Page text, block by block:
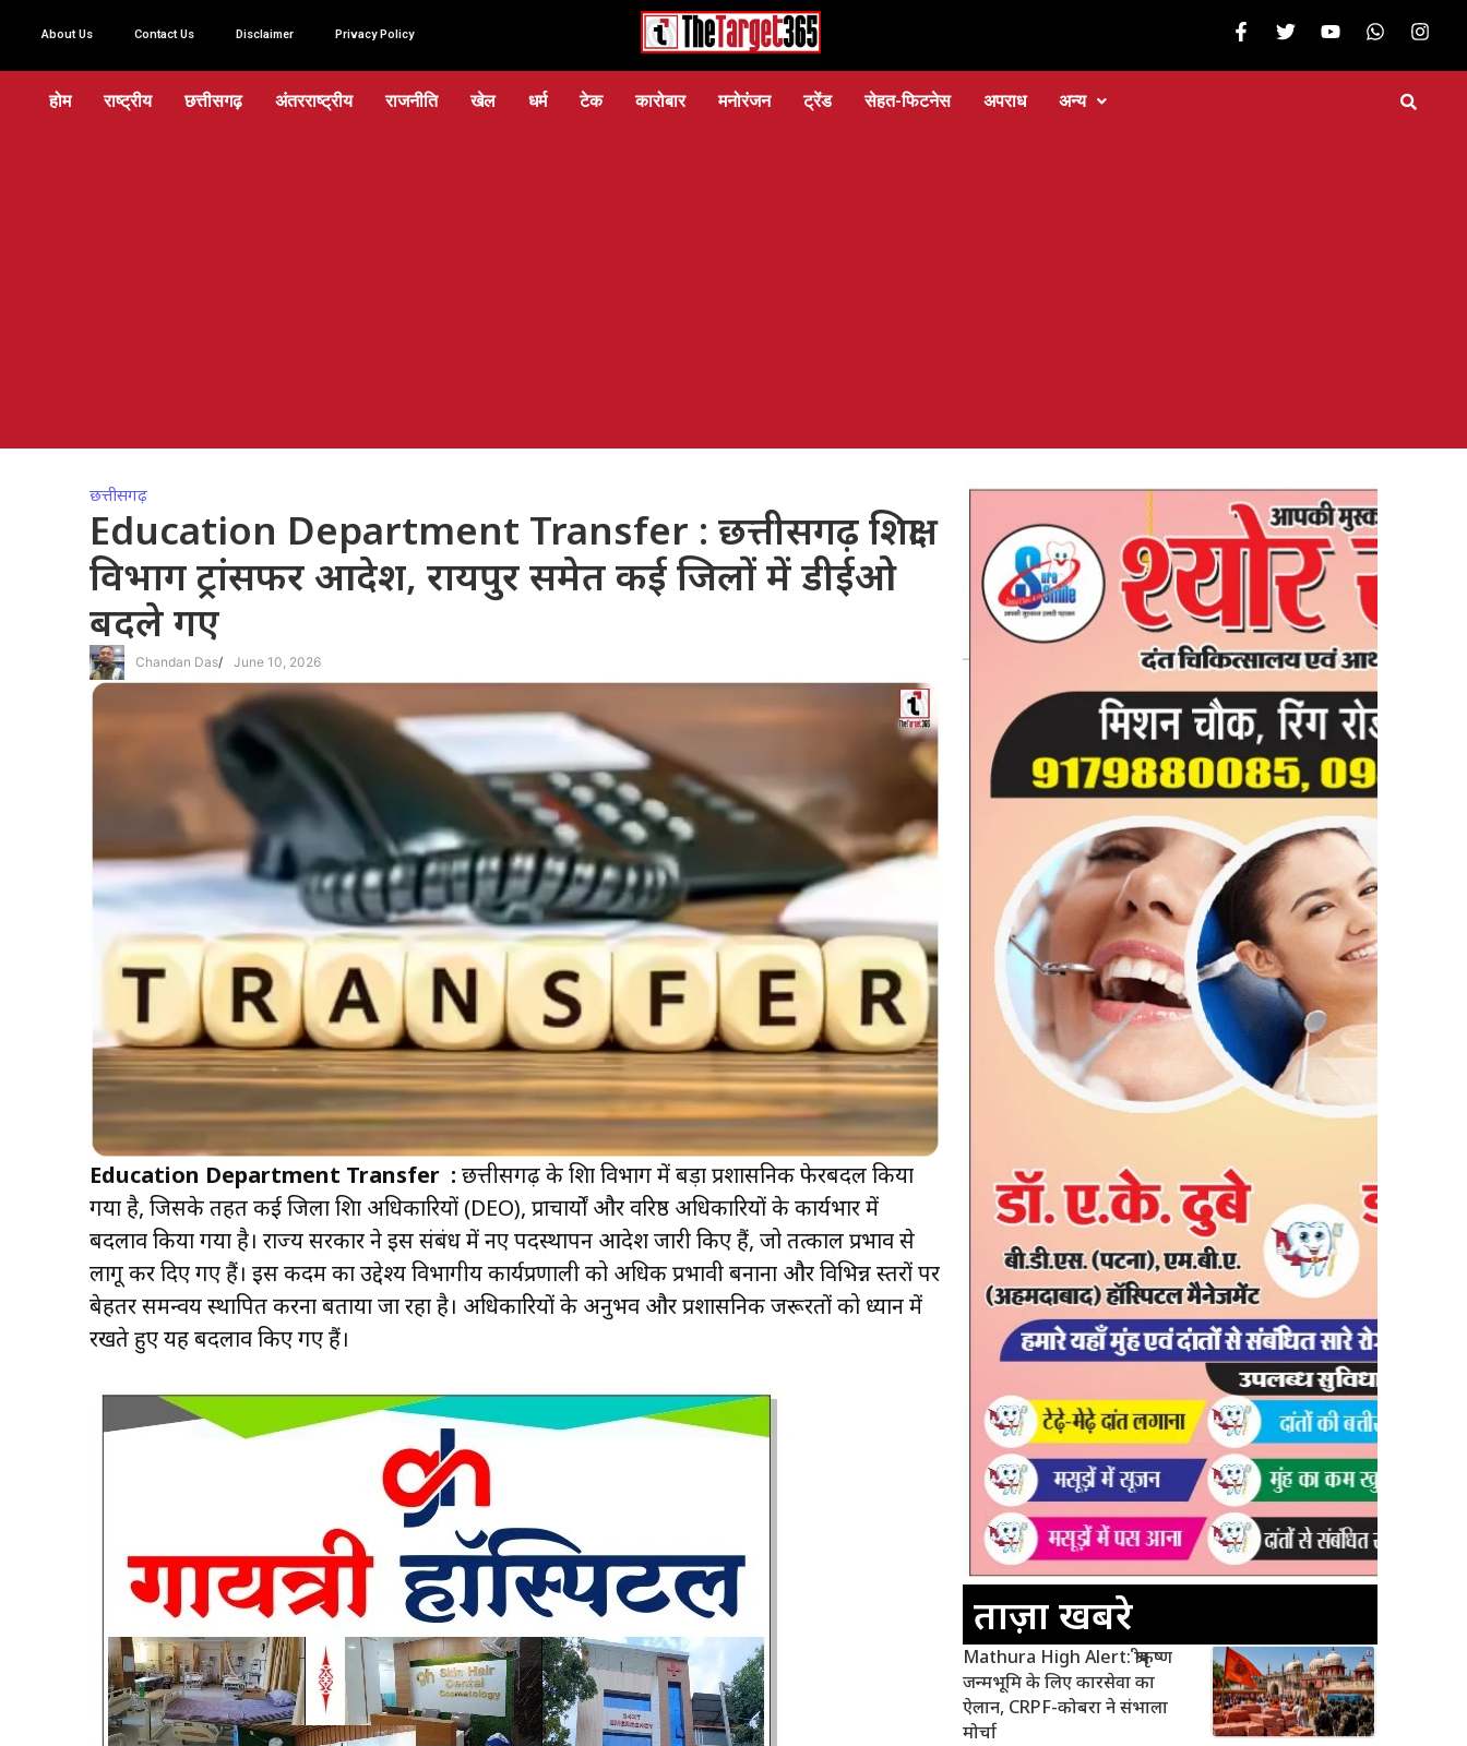
About Us Contact Us Disclaimer Privacy Policy
होम राष्ट्रीय छत्तीसगढ़ अंतरराष्ट्रीय राजनीति खेल धर्म टेक कारोबार मनोरंजन ट्रेंड सेहत-फिटनेस अपराध अन्य
छत्तीसगढ़
Education Department Transfer : छत्तीसगढ़ शिक्षा
विभाग ट्रांसफर आदेश, रायपुर समेत कई जिलों में डीईओ
बदले गए
Chandan Das/ June 10, 2026
Education Department Transfer : छत्तीसगढ़ के शिक्षा विभाग में बड़ा प्रशासनिक फेरबदल किया
गया है, जिसके तहत कई जिला शिक्षा अधिकारियों (DEO), प्राचार्यों और वरिष्ठ अधिकारियों के कार्यभार में
बदलाव किया गया है। राज्य सरकार ने इस संबंध में नए पदस्थापन आदेश जारी किए हैं, जो तत्काल प्रभाव से
लागू कर दिए गए हैं। इस कदम का उद्देश्य विभागीय कार्यप्रणाली को अधिक प्रभावी बनाना और विभिन्न स्तरों पर
बेहतर समन्वय स्थापित करना बताया जा रहा है। अधिकारियों के अनुभव और प्रशासनिक जरूरतों को ध्यान में
रखते हुए यह बदलाव किए गए हैं।
ताज़ा खबरे
Mathura High Alert: श्रीकृष्ण
जन्मभूमि के लिए कारसेवा का
ऐलान, CRPF-कोबरा ने संभाला
मोर्चा